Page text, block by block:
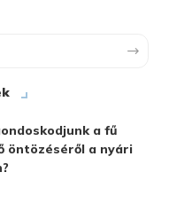
a fű
öntözéséről a nyári